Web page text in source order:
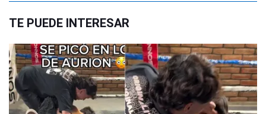
TE PUEDE INTERESAR